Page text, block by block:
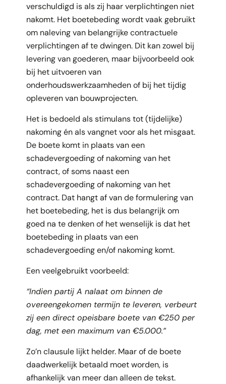
verschuldigd is als zij haar verplichtingen niet
nakomt. Het boetebeding wordt vaak gebruikt
om naleving van belangrijke contractuele
verplichtingen af te dwingen. Dit kan zowel bij
levering van goederen, maar bijvoorbeeld ook
bij het uitvoeren van
onderhoudswerkzaamheden of bij het tijdig
opleveren van bouwprojecten.
Het is bedoeld als stimulans tot (tijdelijke)
nakoming én als vangnet voor als het misgaat.
De boete komt in plaats van een
schadevergoeding of nakoming van het
contract, of soms naast een
schadevergoeding of nakoming van het
contract. Dat hangt af van de formulering van
het boetebeding, het is dus belangrijk om
goed na te denken of het wenselijk is dat het
boetebeding in plaats van een
schadevergoeding en/of nakoming komt.
Een veelgebruikt voorbeeld:
“Indien partij A nalaat om binnen de
overeengekomen termijn te leveren, verbeurt
zij een direct opeisbare boete van €250 per
dag, met een maximum van €5.000.”
Zo’n clausule lijkt helder. Maar of de boete
daadwerkelijk betaald moet worden, is
afhankelijk van meer dan alleen de tekst.